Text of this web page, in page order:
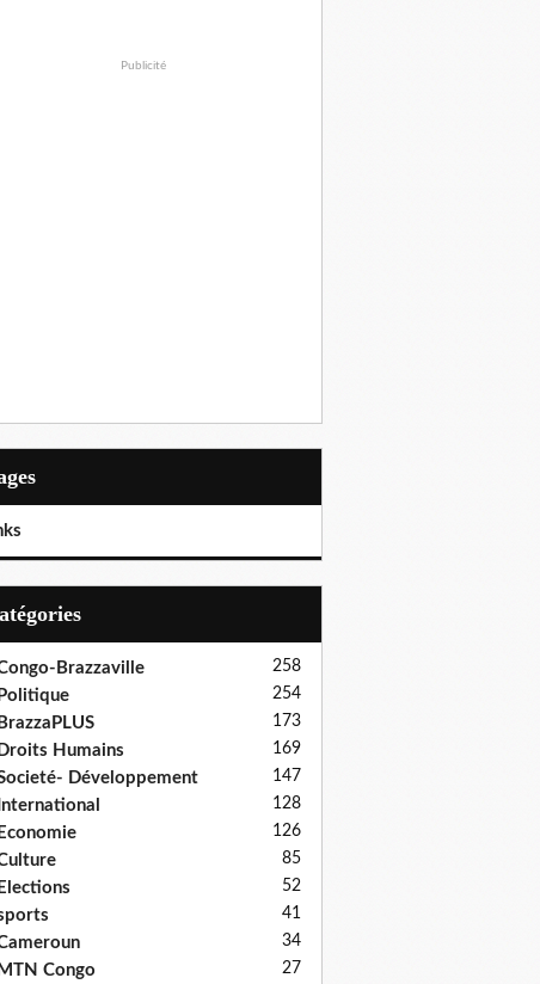
Publicité
Catégories
Brazzaville 258
254
173
Humains 169
Développement 147
128
126
85
52
41
34
Congo 27